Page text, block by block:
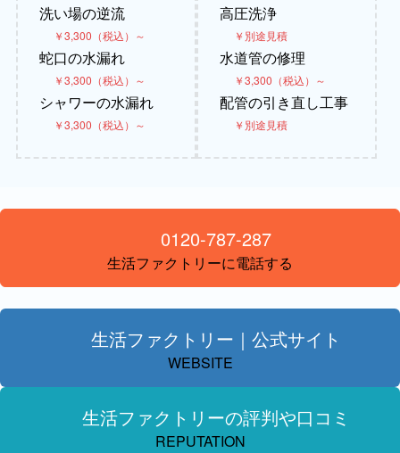
洗い場の逆流
￥3,300（税込）～
蛇口の水漏れ
￥3,300（税込）～
シャワーの水漏れ
￥3,300（税込）～
高圧洗浄
￥別途見積
水道管の修理
￥3,300（税込）～
配管の引き直し工事
￥別途見積
0120-787-287
生活ファクトリーに電話する
生活ファクトリー｜公式サイト
WEBSITE
生活ファクトリーの評判や口コミ
REPUTATION